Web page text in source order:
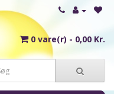
0 vare(r) - 0,00 Kr.